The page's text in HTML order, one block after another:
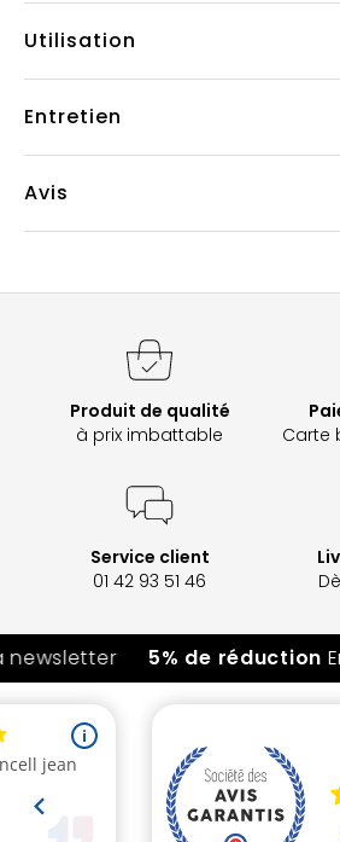
Utilisation
Entretien
Avis
Produit de qualité
à prix imbattable
Carte
Service client
01 42 93 51 46
5% de réduction